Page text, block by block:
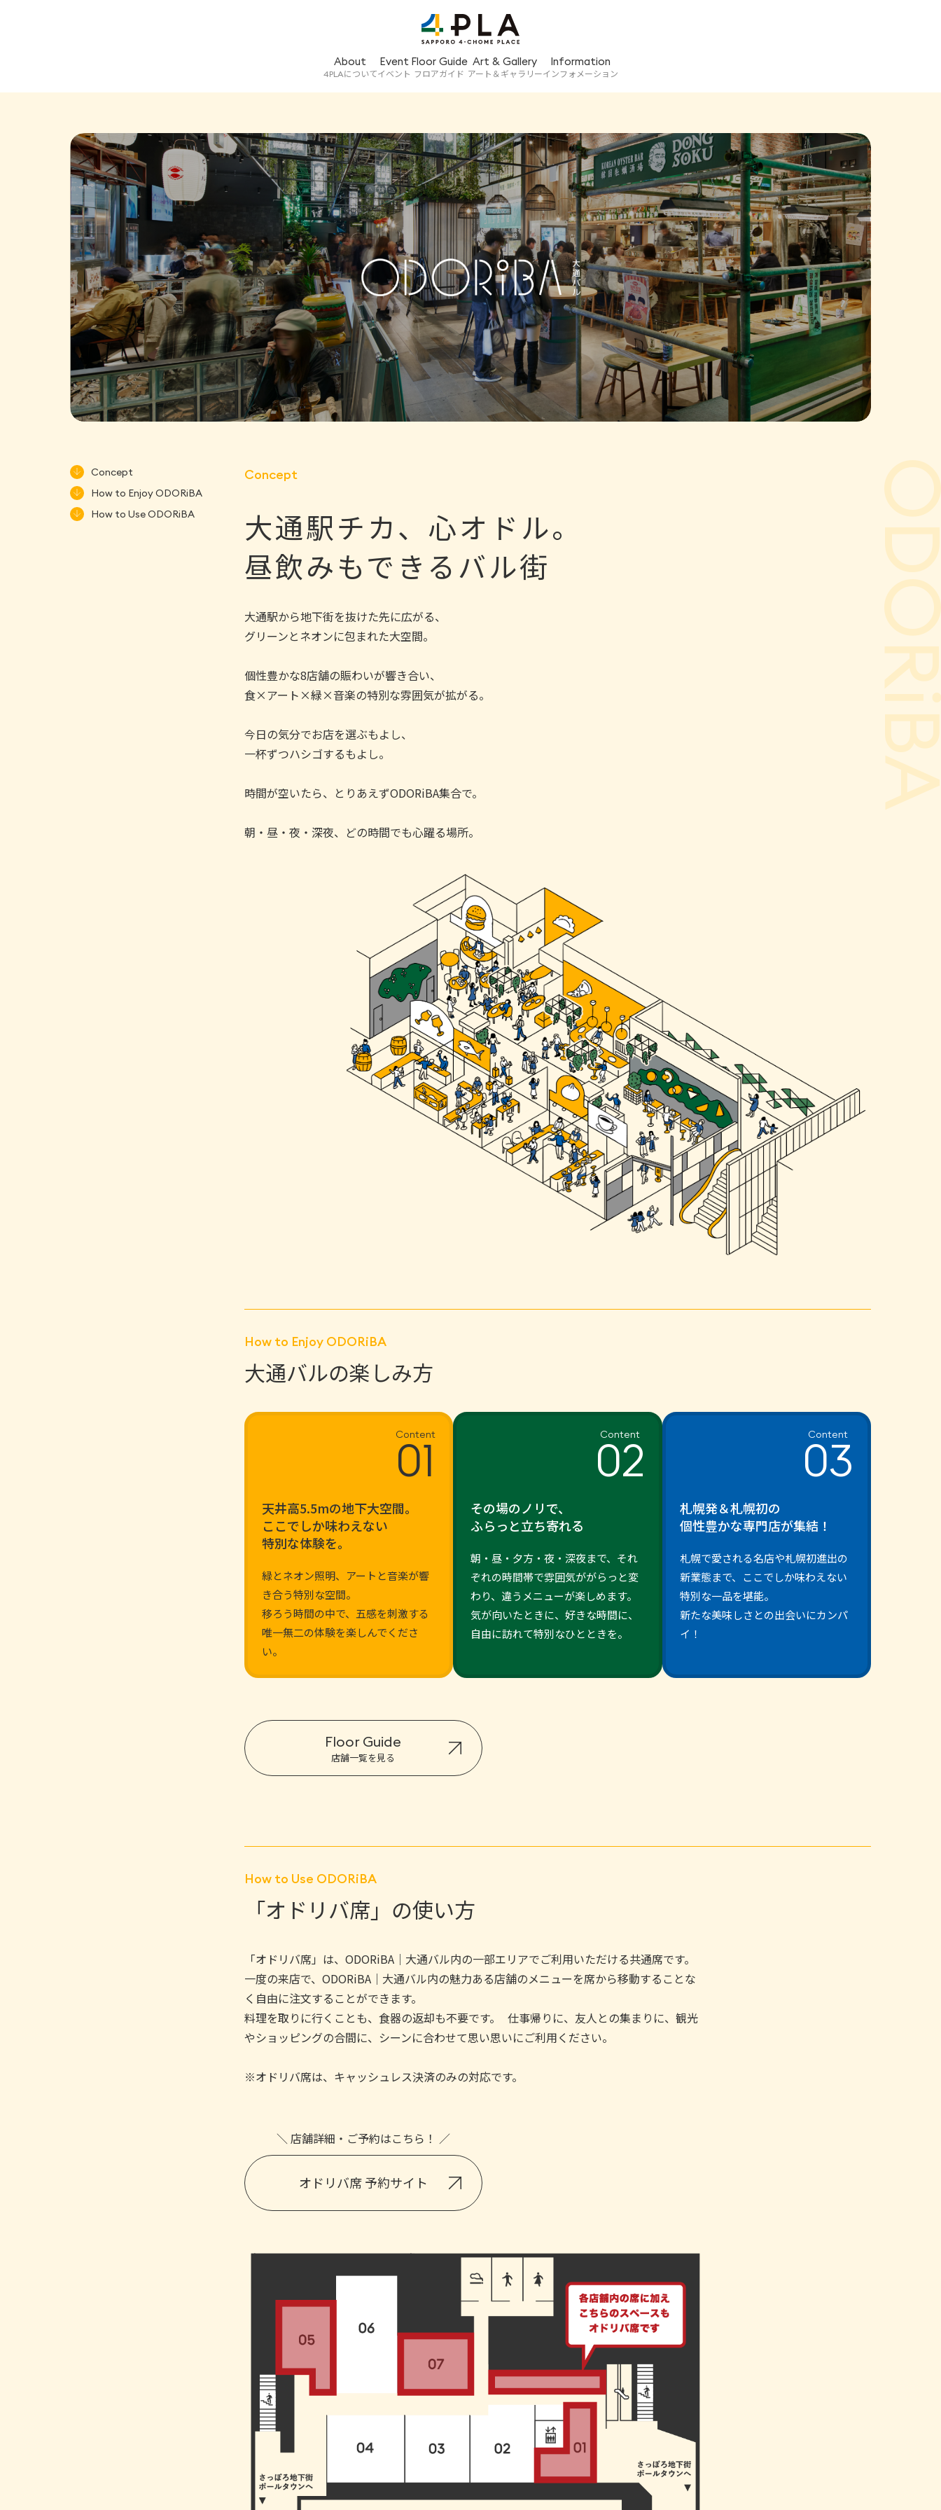
About
4PLAについて
Event
イベント
Floor Guide
フロアガイド
Art & Gallery
アート＆ギャラリー
Information
インフォメーション
Concept
How to Enjoy ODORiBA
How to Use ODORiBA
Concept
大通駅チカ、心オドル。
昼飲みもできるバル街
大通駅から地下街を抜けた先に広がる、
グリーンとネオンに包まれた大空間。
個性豊かな8店舗の賑わいが響き合い、
食×アート×緑×音楽の特別な雰囲気が拡がる。
今日の気分でお店を選ぶもよし、
一杯ずつハシゴするもよし。
時間が空いたら、とりあえずODORiBA集合で。
朝・昼・夜・深夜、どの時間でも心躍る場所。
How to Enjoy ODORiBA
大通バルの楽しみ方
Content
01
天井高5.5mの地下大空間。
ここでしか味わえない
特別な体験を。
緑とネオン照明、アートと音楽が響
き合う特別な空間。
移ろう時間の中で、五感を刺激する
唯一無二の体験を楽しんでくださ
い。
Content
02
その場のノリで、
ふらっと立ち寄れる
朝・昼・夕方・夜・深夜まで、それ
ぞれの時間帯で雰囲気ががらっと変
わり、違うメニューが楽しめます。
気が向いたときに、好きな時間に、
自由に訪れて特別なひとときを。
Content
03
札幌発＆札幌初の
個性豊かな専門店が集結！
札幌で愛される名店や札幌初進出の
新業態まで、ここでしか味わえない
特別な一品を堪能。
新たな美味しさとの出会いにカンパ
イ！
Floor Guide
店舗一覧を見る
How to Use ODORiBA
「オドリバ席」の​使い方​
「オドリバ席」は、​ODORiBA｜大通バル内の​一部​エリアで​ご利用いただける​共通席です。
一度の​来店で、​ODORiBA｜大通バル内の​魅力ある​店舗の​メニューを席から​移動する​ことな
く​自由に​注文する​ことができます。​
料理を​取りに​行く​ことも、​食器の​返却も​不要です。​ 仕事帰りに、​友人との​集まりに、​観光
や​ショッピングの​合間に、​シーンに​合わせて​思い​思いに​ご利用ください。​
※オドリバ席は、​キャッシュレス決済のみの​対応です。​
＼ 店舗詳細・​ご予約は​こちら！ ／
オドリバ席 予約サイト